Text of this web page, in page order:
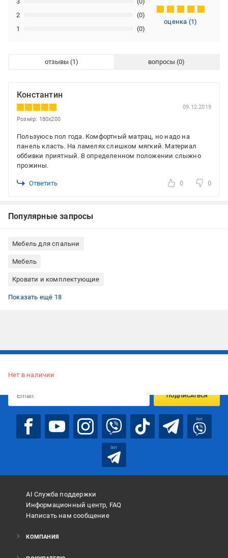
1 (0)
2 (0)
оценка (1)
отзывы вопросы
Константин
09.12.2019
Розмір: 180x200
Пользуюсь пол года. Комфортный матрац, но надо на
панель класть. На ламелях слишком мягкий. Материал
оббивки приятный. В определенном положении слыжно
прожины.
Ответить 0 0
Популярные запросы
Мебель для спальни
Мебель
Кровати и комплектующие
Текстиль для спальни
Дом и интерьер
Матрасы Pocket Spring
Матрасы SÖNGER und SÖHNE
Матрасы ортопедические
Матрасы пружинные
Матрасы средней жесткости
Матрасы белые
Матрасы на независимых пружинах
Матрасы 140x200
Матрасы двуспальные
Матрасы на кровать (основные)
Дешевые ортопедические матрасы
Акции на матрасы ортопедический
Матрасы для взрослых
Ортопедические матрасы для взрослых
Матрасы ортопедические двуспальные
Матрасы на кровать 140х200 см
Показать ещё 18
Нет в наличии
ПОДПИСАТЬСЯ
bot
bot
AI Служба поддержки
Информационный центр, FAQ
Написать нам сообщение
КОМПАНИЯ